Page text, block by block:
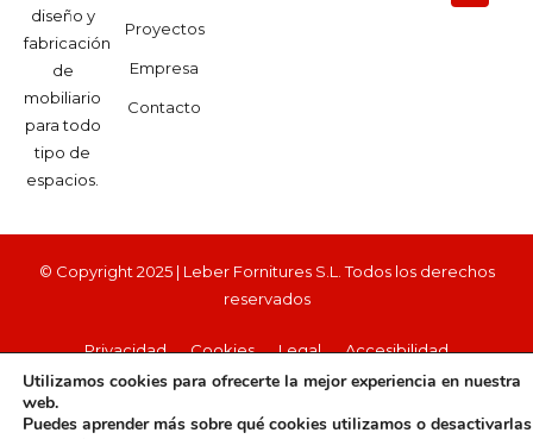
diseño y
fabricación
de
mobiliario
para todo
tipo de
espacios.
Proyectos
Empresa
Contacto
© Copyright 2025 | Leber Fornitures S.L. Todos los derechos
reservados
Privacidad Cookies Legal Accesibilidad
Utilizamos cookies para ofrecerte la mejor experiencia en nuestra
web.
Puedes aprender más sobre qué cookies utilizamos o desactivarlas